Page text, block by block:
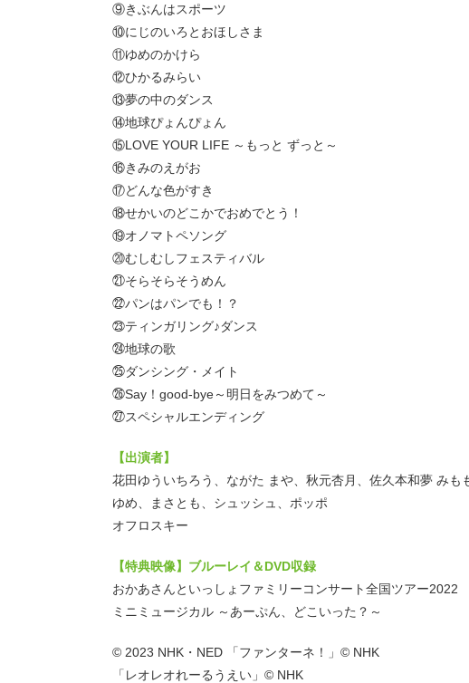
⑨きぶんはスポーツ
⑩にじのいろとおほしさま
⑪ゆめのかけら
⑫ひかるみらい
⑬夢の中のダンス
⑭地球ぴょんぴょん
⑮LOVE YOUR LIFE ～もっと ずっと～
⑯きみのえがお
⑰どんな色がすき
⑱せかいのどこかでおめでとう！
⑲オノマトペソング
⑳むしむしフェスティバル
㉑そらそらそうめん
㉒パンはパンでも！？
㉓ティンガリング♪ダンス
㉔地球の歌
㉕ダンシング・メイト
㉖Say！good-bye～明日をみつめて～
㉗スペシャルエンディング
【出演者】
花田ゆういちろう、ながた まや、秋元杏月、佐久本和夢 みも
ゆめ、まさとも、シュッシュ、ポッポ
オフロスキー
【特典映像】ブルーレイ＆DVD収録
おかあさんといっしょファミリーコンサート全国ツアー2022
ミニミュージカル ～あーぷん、どこいった？～
© 2023 NHK・NED 「ファンターネ！」© NHK
「レオレオれーるうえい」© NHK